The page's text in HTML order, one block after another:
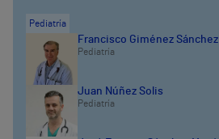
Pediatría
Francisco Giménez Sánchez
Pediatría
Juan Núñez Solis
Pediatría